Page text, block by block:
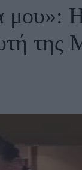
μου»:
της